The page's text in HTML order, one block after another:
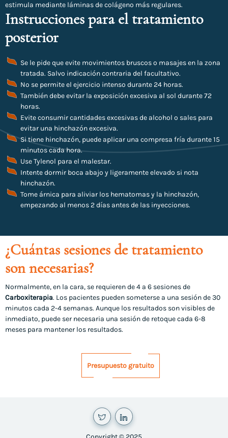
estimula mediante láminas de colágeno más regulares.
Instrucciones para el tratamiento
posterior
Se le pide que evite movimientos bruscos o masajes en la zona
tratada. Salvo indicación contraria del facultativo.
No se permite el ejercicio intenso durante 24 horas.
También debe evitar la exposición excesiva al sol durante 72
horas.
Evite consumir cantidades excesivas de alcohol o sales para
evitar una hinchazón excesiva.
Si tiene hinchazón, puede aplicar una compresa fría durante 15
minutos cada hora.
Use Tylenol para el malestar.
Intente dormir boca abajo y ligeramente elevado si nota
hinchazón.
Tome árnica para aliviar los hematomas y la hinchazón,
empezando al menos 2 días antes de las inyecciones.
¿Cuántas sesiones de tratamiento
son necesarias?
Normalmente, en la cara, se requieren de 4 a 6 sesiones de
Carboxiterapia. Los pacientes pueden someterse a una sesión de 30
minutos cada 2-4 semanas. Aunque los resultados son visibles de
inmediato, puede ser necesaria una sesión de retoque cada 6-8
meses para mantener los resultados.
Presupuesto gratuito